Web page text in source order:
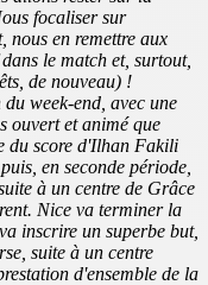
focaliser sur
nous en remettre aux
le match et, surtout,
de nouveau) !
week-end, avec une
ouvert et animé que
du score d'Ilhan Fakili
en seconde période,
à un centre de Grâce
Nice va terminer la
inscrire un superbe but,
suite à un centre
d'ensemble de la